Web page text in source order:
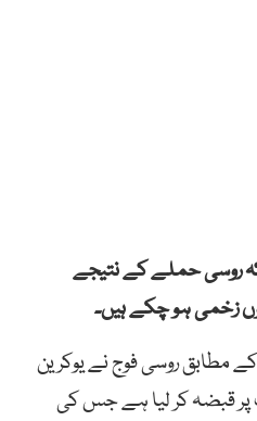
روسی حملے کے نتیجے
مطابق روسی فوج نے یوکرین
پر قبضہ کر لیا ہے جس کی